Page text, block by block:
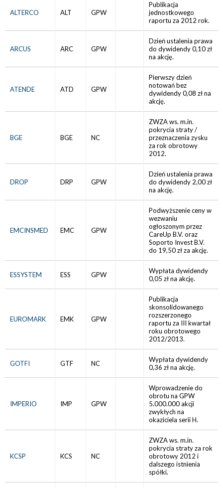
ALTERCO ALT GPW
Publikacja
jednostkowego
raportu za 2012 rok.
ARCUS ARC GPW
Dzień ustalenia prawa
do dywidendy 0,10 zł
na akcję.
ATENDE ATD GPW
Pierwszy dzień
notowań bez
dywidendy 0,08 zł na
akcję.
BGE BGE NC
ZWZA ws. m.in.
pokrycia straty /
przeznaczenia zysku
za rok obrotowy
2012.
DROP DRP GPW
Dzień ustalenia prawa
do dywidendy 2,00 zł
na akcję.
EMCINSMED EMC GPW
Podwyższenie ceny w
wezwaniu
ogłoszonym przez
CareUp B.V. oraz
Soporto Invest B.V.
do 19,50 zł za akcję.
ESSYSTEM ESS GPW
Wypłata dywidendy
0,05 zł na akcję.
EUROMARK EMK GPW
Publikacja
skonsolidowanego
rozszerzonego
raportu za III kwartał
roku obrotowego
2012/2013.
GOTFI GTF NC
Wypłata dywidendy
0,36 zł na akcję.
IMPERIO IMP GPW
Wprowadzenie do
obrotu na GPW
5.000.000 akcji
zwykłych na
okaziciela serii H.
KCSP KCS NC
ZWZA ws. m.in.
pokrycia straty za rok
obrotowy 2012 i
dalszego istnienia
spółki.